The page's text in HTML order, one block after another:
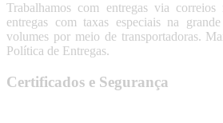
Trabalhamos com entregas via
entregas com taxas especiais na
volumes por meio de transportadoras.
Política de Entregas.
Certificados e Segurança